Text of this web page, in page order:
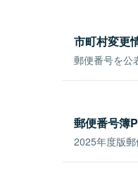
市町村変更
郵便番号を公
郵便番号簿
2025年度版郵